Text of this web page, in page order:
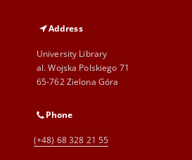
Address
University Library
al. Wojska Polskiego 71
65-762 Zielona Góra
Phone
(+48) 68 328 21 55